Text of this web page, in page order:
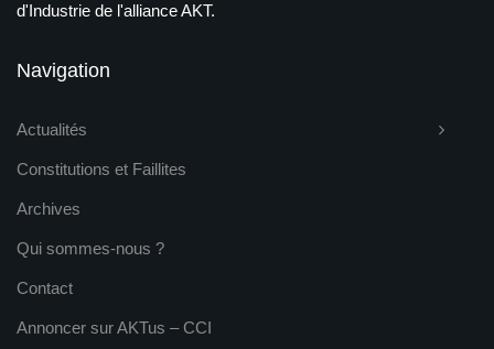
d'Industrie de l'alliance AKT.
Navigation
Actualités
Constitutions et Faillites
Archives
Qui sommes-nous ?
Contact
Annoncer sur AKTus – CCI